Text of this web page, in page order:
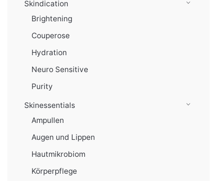
Skindication
Brightening
Couperose
Hydration
Neuro Sensitive
Purity
Skinessentials
Ampullen
Augen und Lippen
Hautmikrobiom
Körperpflege